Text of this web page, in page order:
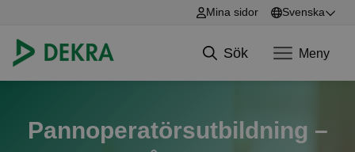
Mina sidor Svenska
Svenska
Hoppa till innehåll
Sök Meny
Pannoperatörsutbildning –